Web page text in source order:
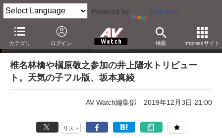
Powered by Translate
カテゴリ ログイン 検索 Impressサイト
e-onkyo musicハイレゾ配信情報
椎名林檎や槇原敬之参加の井上陽水トリビュー
ト。天気の子フル版、坂本真綾
AV Watch編集部 2019年12月3日 21:00
リスト